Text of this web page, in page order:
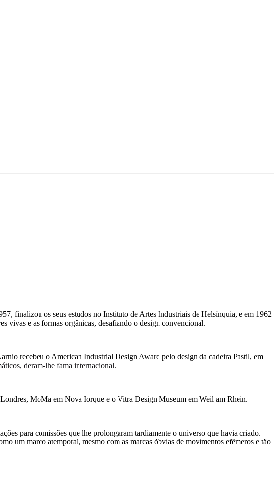
finalizou os seus estudos no Instituto de Artes Industriais de Helsínquia, e em 1962
vivas e as formas orgânicas, desafiando o design convencional.
recebeu o American Industrial Design Award pelo design da cadeira Pastil, em
deram-lhe fama internacional.
MoMa em Nova Iorque e o Vitra Design Museum em Weil am Rhein.
para comissões que lhe prolongaram tardiamente o universo que havia criado.
um marco atemporal, mesmo com as marcas óbvias de movimentos efêmeros e tão